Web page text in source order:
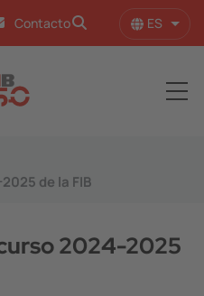
Contacto ES
de la FIB
2024-2025